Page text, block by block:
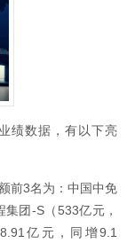
绩数据，有以下亮
前3名为：中国中免
集团-S（533亿元，
亿元，同增9.1